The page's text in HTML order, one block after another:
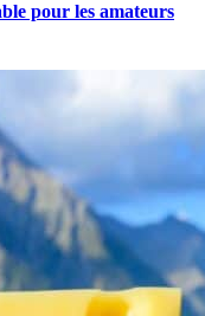
pour les amateurs